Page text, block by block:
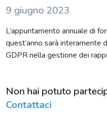
9 giugno 2023
L’appuntamento annuale di
quest’anno sarà interamente
GDPR nella gestione dei
Non hai potuto
Contattaci